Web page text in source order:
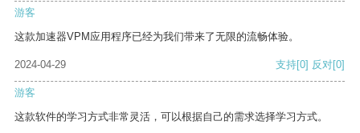
游客
这款加速器VPM应用程序已经为我们带来了无限的流畅体验。
2024-04-29 支持[0] 反对[0]
游客
这款软件的学习方式非常灵活，可以根据自己的需求选择学习方式。